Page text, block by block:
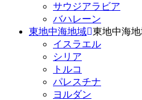
サウジアラビア
バハレーン
東地中海地域 東地中海
イスラエル
シリア
トルコ
パレスチナ
ヨルダン